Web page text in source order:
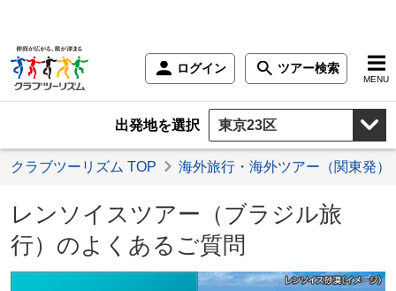
ログイン ツアー検索
MENU
出発地を選択
クラブツーリズム TOP 海外旅行・海外ツアー（関東発）
レンソイスツアー（ブラジル旅
行）のよくあるご質問